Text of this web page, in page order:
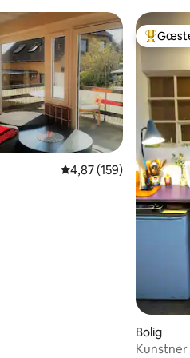
4,87 ud af 5 i
4,87 (159)
Bedste
Bolig
Kunstner